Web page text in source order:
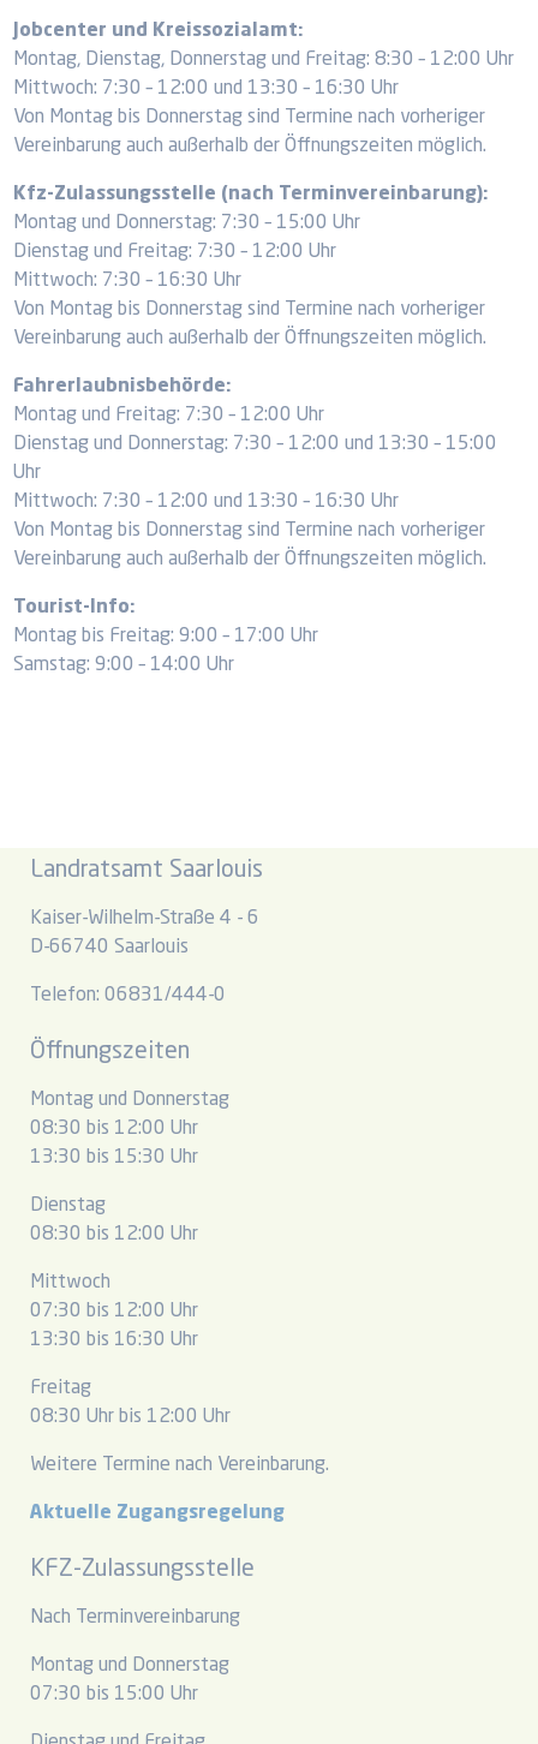
Jobcenter und Kreissozialamt:
Montag, Dienstag, Donnerstag und Freitag: 8:30 – 12:00 Uhr
Mittwoch: 7:30 – 12:00 und 13:30 – 16:30 Uhr
Von Montag bis Donnerstag sind Termine nach vorheriger
Vereinbarung auch außerhalb der Öffnungszeiten möglich.
Kfz-Zulassungsstelle (nach Terminvereinbarung):
Montag und Donnerstag: 7:30 – 15:00 Uhr
Dienstag und Freitag: 7:30 – 12:00 Uhr
Mittwoch: 7:30 – 16:30 Uhr
Von Montag bis Donnerstag sind Termine nach vorheriger
Vereinbarung auch außerhalb der Öffnungszeiten möglich.
Fahrerlaubnisbehörde:
Montag und Freitag: 7:30 – 12:00 Uhr
Dienstag und Donnerstag: 7:30 – 12:00 und 13:30 – 15:00
Uhr
Mittwoch: 7:30 – 12:00 und 13:30 – 16:30 Uhr
Von Montag bis Donnerstag sind Termine nach vorheriger
Vereinbarung auch außerhalb der Öffnungszeiten möglich.
Tourist-Info:
Montag bis Freitag: 9:00 – 17:00 Uhr
Samstag: 9:00 – 14:00 Uhr
Landratsamt Saarlouis
Kaiser-Wilhelm-Straße 4 - 6
D-66740 Saarlouis
Telefon: 06831/444-0
Öffnungszeiten
Montag und Donnerstag
08:30 bis 12:00 Uhr
13:30 bis 15:30 Uhr
Dienstag
08:30 bis 12:00 Uhr
Mittwoch
07:30 bis 12:00 Uhr
13:30 bis 16:30 Uhr
Freitag
08:30 Uhr bis 12:00 Uhr
Weitere Termine nach Vereinbarung.
Aktuelle Zugangsregelung
KFZ-Zulassungsstelle
Nach Terminvereinbarung
Montag und Donnerstag
07:30 bis 15:00 Uhr